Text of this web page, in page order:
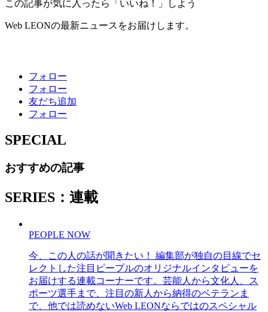
この記事が気に入ったら「いいね！」しよう
Web LEONの最新ニュースをお届けします。
フォロー
フォロー
友だち追加
フォロー
SPECIAL
おすすめの記事
SERIES：連載
PEOPLE NOW
今、この人の話が聞きたい！ 編集部が独自の目線でセ
レクトした注目ピープルのオリジナルインタビューを
お届けする連載コーナーです。芸能人から文化人、ス
ポーツ選手まで、注目の新人から納得のベテランま
で、他では読めないWeb LEONならではのスペシャル